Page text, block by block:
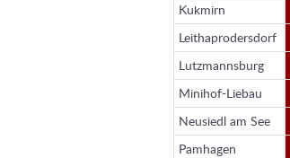
Kukmirn
Leithaprodersdorf
Lutzmannsburg
Minihof-Liebau
Neusiedl am See
Pamhagen